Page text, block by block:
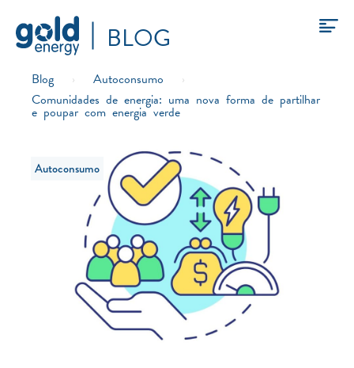
BLOG
Blog › Autoconsumo
›
Comunidades de energia: uma nova forma de partilhar
e poupar com energia verde
Autoconsumo